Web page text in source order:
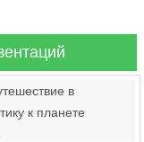
в
к планете